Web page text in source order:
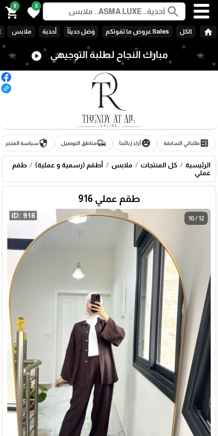
search
0
favorite
0
shopping_cart
home الكل Sales عروض ما تفوتكم وَصَل حديثَاً أحذية ملابس
مبارك النجاح لطلبة التوجيهي play_circle
ballotطلباتي السابقة emoji_emotionsآراء زبائننا commuteمناطق التوصيل securityسياسة المتجر
الرئيسية كل المنتجات ملابس أطقم (رسمية و عملية)
طقم
عملي
طقم عملي 916
10 / 12